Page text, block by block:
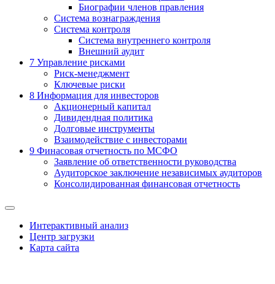
Биографии членов правления
Система вознаграждения
Система контроля
Система внутреннего контроля
Внешний аудит
7 Управление рисками
Риск-менеджмент
Ключевые риски
8 Информация для инвесторов
Акционерный капитал
Дивидендная политика
Долговые инструменты
Взаимодействие с инвеcторами
9 Финасовая отчетность по МСФО
Заявление об ответственности руководства
Аудиторское заключение независимых аудиторов
Консолидированная финансовая отчетность
Интерактивный анализ
Центр загрузки
Карта сайта